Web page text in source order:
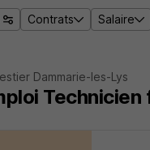
Contrats Salaire
Dammarie-les-Lys